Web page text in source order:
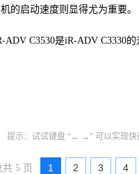
的启动速度则显得尤为重要。
C3530是iR-ADV C3330
提示：试试键盘 “← →” 可以实现快
共 5 页 1 2 3 4